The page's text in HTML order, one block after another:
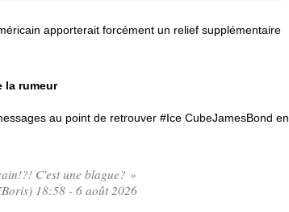
apporterait forcément un relief supplémentaire
la rumeur
au point de retrouver #Ice CubeJamesBond en
C'est une blague? »
18:58 - 6 août 2026